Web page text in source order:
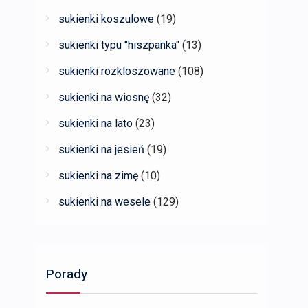
sukienki koszulowe (19)
sukienki typu "hiszpanka" (13)
sukienki rozkloszowane (108)
sukienki na wiosnę (32)
sukienki na lato (23)
sukienki na jesień (19)
sukienki na zimę (10)
sukienki na wesele (129)
Porady